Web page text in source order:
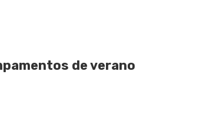
de verano